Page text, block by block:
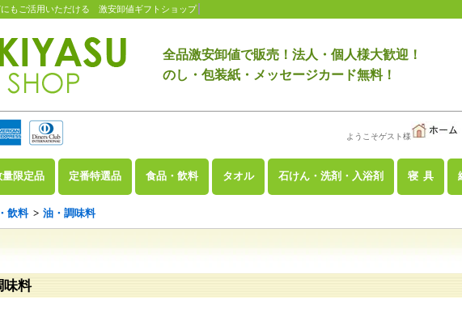
もご活用いただける 激安卸値ギフトショップ
全品激安卸値で販売！法人・個人様大歓迎！
のし・包装紙・メッセージカード無料！
ようこそゲスト様
量限定品 定番特選品 食品・飲料 タオル 石けん・洗剤・入浴剤 寝 具
飲料>油・調味料
味料